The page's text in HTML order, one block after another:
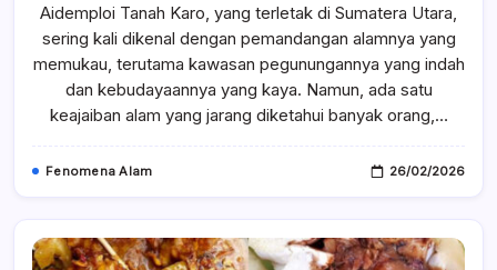
Pohon
Di
Karo,
Surga
Alam
Yang
Tak
Aidemploi Tanah Karo, yang terletak di Sumatera Utara,
sering kali dikenal dengan pemandangan alamnya yang
memukau, terutama kawasan pegunungannya yang indah
dan kebudayaannya yang kaya. Namun, ada satu
keajaiban alam yang jarang diketahui banyak orang,…
Fenomena Alam 26/02/2026